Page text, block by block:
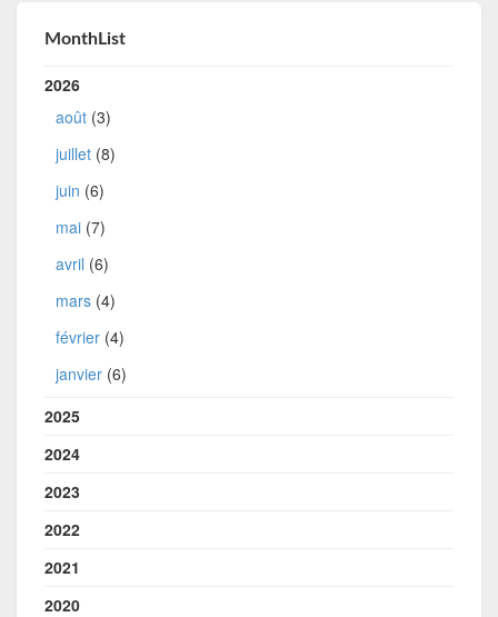
MonthList
2026
août (3)
juillet (8)
juin (6)
mai (7)
avril (6)
mars (4)
février (4)
janvier (6)
2025
2024
2023
2022
2021
2020